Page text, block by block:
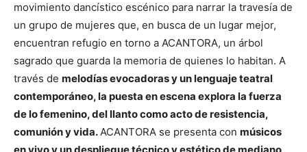
movimiento dancístico escénico para narrar la travesía de
un grupo de mujeres que, en busca de un lugar mejor,
encuentran refugio en torno a ACANTORA, un árbol
sagrado que guarda la memoria de quienes lo habitan. A
través de melodías evocadoras y un lenguaje teatral
contemporáneo, la puesta en escena explora la fuerza
de lo femenino, del llanto como acto de resistencia,
comunión y vida.ACANTORA se presenta con músicos